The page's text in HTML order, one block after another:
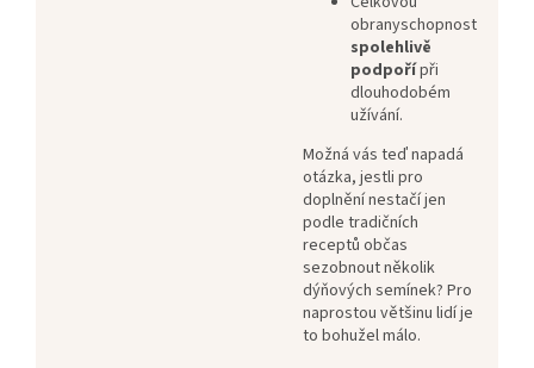
obranyschopnost
spolehlivě
podpořípři
dlouhodobém
užívání.
Možná vás teď napadá
otázka, jestli pro
doplnění nestačí jen
podle tradičních
receptů občas
sezobnout několik
dýňových semínek? Pro
naprostou většinu lidí je
to bohužel málo.